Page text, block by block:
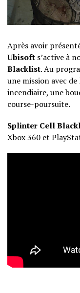
Après avoir
Ubisoft s’active à
Blacklist. Au
une mission avec
incendiaire, une
course-poursuite.
Splinter Cell
Xbox 360 et